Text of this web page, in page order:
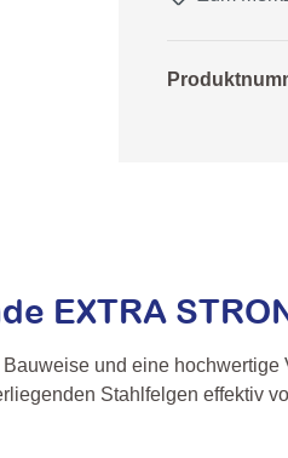
EXTRA
und eine
Stahlfelgen effektiv